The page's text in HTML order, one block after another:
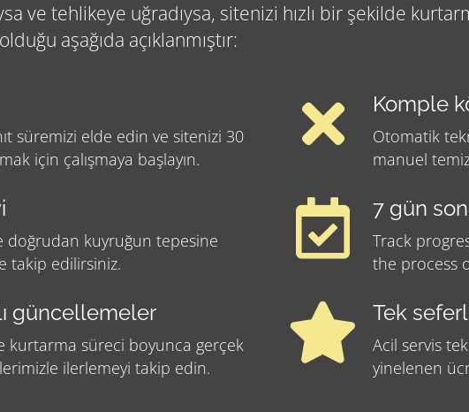
ve tehlikeye uğradıysa, sitenizi hızlı bir şekilde
aşağıda açıklanmıştır:
süremizi elde edin ve sitenizi 30
için çalışmaya başlayın.
Komple
Otomatik
manuel
doğrudan kuyruğun tepesine
takip edilirsiniz.
7 gün
Track
the process
güncellemeler
kurtarma süreci boyunca gerçek
ilerlemeyi takip edin.
Tek
Acil servis
yinelenen